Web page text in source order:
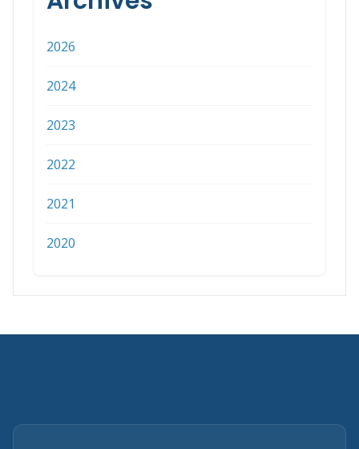
2026
2024
2023
2022
2021
2020